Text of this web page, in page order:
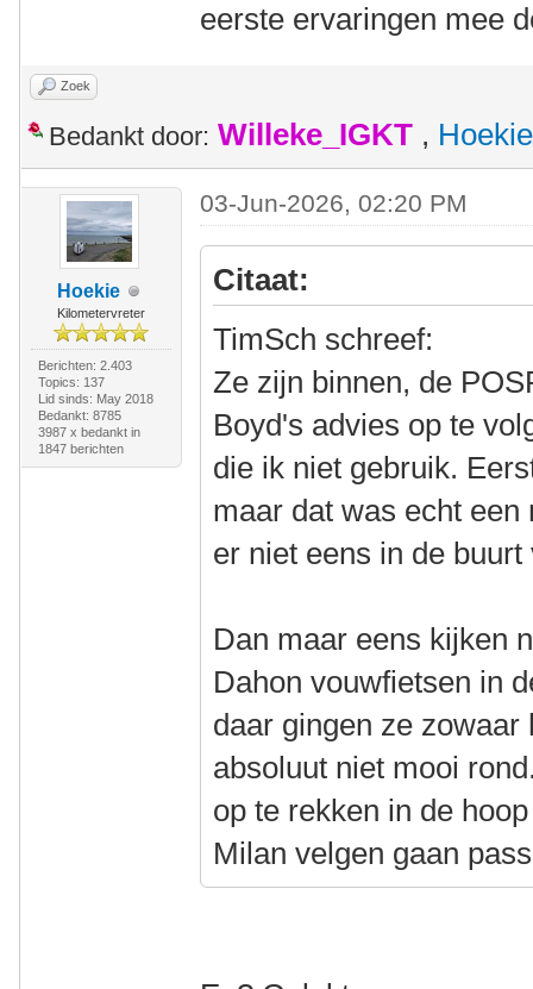
eerste ervaringen mee
Zoek
Bedankt door: Willeke_IGKT , Hoekie
Hoekie
Kilometervreter
Berichten: 2.403
Topics: 137
Lid sinds: May 2018
Bedankt: 8785
3987 x bedankt in
1847 berichten
03-Jun-2026, 02:20 PM
Citaat:
TimSch schreef:
Ze zijn binnen, de
Boyd's advies op te
die ik niet gebruik.
maar dat was echt
er niet eens in de buurt
Dan maar eens kijken
Dahon vouwfietsen in
daar gingen ze
absoluut niet mooi
op te rekken in de
Milan velgen gaan